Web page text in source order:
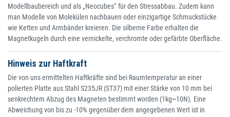
Modellbaubereich und als „Neocubes“ für den Stressabbau. Zudem kann
man Modelle von Molekülen nachbauen oder einzigartige Schmuckstücke
wie Ketten und Armbänder kreieren. Die silberne Farbe erhalten die
Magnetkugeln durch eine vernickelte, verchromte oder gefärbte Oberfläche.
Hinweis zur Haftkraft
Die von uns ermittelten Haftkräfte sind bei Raumtemperatur an einer
polierten Platte aus Stahl S235JR (ST37) mit einer Stärke von 10 mm bei
senkrechtem Abzug des Magneten bestimmt worden (1kg~10N). Eine
Abweichung von bis zu -10% gegenüber dem angegebenen Wert ist in